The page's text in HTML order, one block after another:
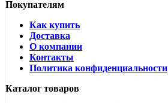
Покупателям
Как купить
Доставка
О компании
Контакты
Политика конфиденциальности
Каталог товаров